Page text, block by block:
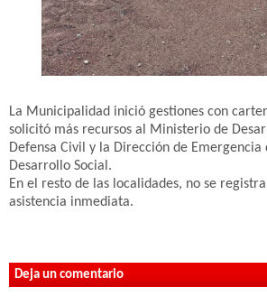
La Municipalidad inició gestiones con
solicitó más recursos al Ministerio de
Defensa Civil y la Dirección de
Desarrollo Social.
En el resto de las localidades, no se
asistencia inmediata.
Deja un comentario